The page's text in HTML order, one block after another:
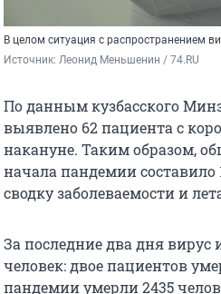
В целом ситуация с распространением
Источник: Леонид Меньшенин / 74.RU
По данным кузбасского
выявлено 62 пациента с
накануне. Таким образом,
начала пандемии
сводку заболеваемости и
За последние два дня вирус
человек: двое пациентов
пандемии умерли 2435